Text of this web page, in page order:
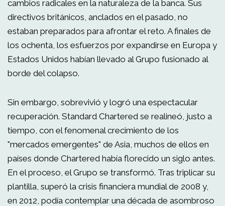
cambios radicales en la naturaleza de la banca. Sus
directivos británicos, anclados en el pasado, no
estaban preparados para afrontar el reto. A finales de
los ochenta, los esfuerzos por expandirse en Europa y
Estados Unidos habían llevado al Grupo fusionado al
borde del colapso.
Sin embargo, sobrevivió y logró una espectacular
recuperación. Standard Chartered se realineó, justo a
tiempo, con el fenomenal crecimiento de los
"mercados emergentes" de Asia, muchos de ellos en
países donde Chartered había florecido un siglo antes.
En el proceso, el Grupo se transformó. Tras triplicar su
plantilla, superó la crisis financiera mundial de 2008 y,
en 2012, podía contemplar una década de asombroso